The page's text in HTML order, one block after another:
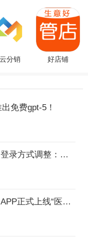
分销 好店铺
免费gpt-5！
暴雪游戏国服战网登录方式调整：需要绑定网易账号
国家医保服务平台APP正式上线“医保药品耗材追溯信息查询